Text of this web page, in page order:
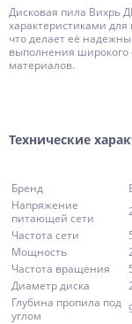
Дисковая пила Вихрь
характеристиками
что делает её
выполнения широкого
материалов.
Технические
Бренд
Напряжение
питающей сети
Частота сети
Мощность
Частота вращения
Диаметр диска
Глубина пропила под
углом